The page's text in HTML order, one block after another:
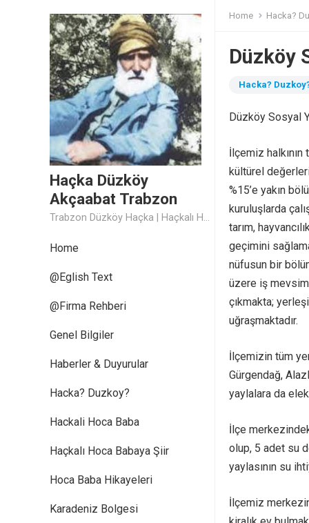
Haçka Düzköy
Akçaabat Trabzon
Trabzon Düzköy Haçka | Haçkalı Hoca Baba
Home
@Eglish Text
@Firma Rehberi
Genel Bilgiler
Haberler & Duyurular
Hacka? Duzkoy?
Hackali Hoca Baba
Haçkalı Hoca Babaya Şiir
Hoca Baba Hikayeleri
Karadeniz Bolgesi
Home Hacka?
Düzköy
Hacka?
Düzköy Sosyal
İlçemiz halkının
kültürel
%15’e yakın
kuruluşlarda
tarım,
geçimini
nüfusun bir
üzere iş
çıkmakta;
uğraşmaktadır.
İlçemizin tüm
Gürgendağ,
yaylalara da
İlçe
olup, 5 adet su
yaylasının su
İlçemiz